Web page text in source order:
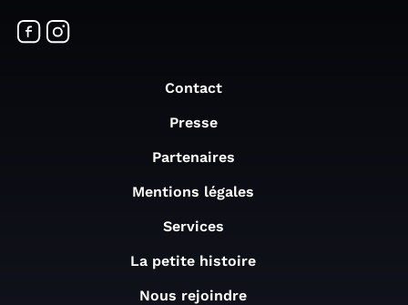
Contact
Presse
Partenaires
Mentions légales
Services
La petite histoire
Nous rejoindre